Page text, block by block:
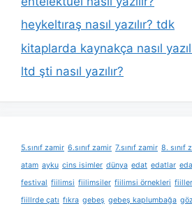
heykeltıraş nasıl yazılır? tdk
kitaplarda kaynakça nasıl
ltd şti nasıl yazılır?
5.sınıf zamir 6.sınıf zamir 7.sınıf zamir 8. sınıf
atam ayku cins isimler dünya edat edatlar
festival fiilimsi fiilimsiler fiilimsi örnekleri
fiillrde çatı fıkra gebeş gebeş kaplumbağa